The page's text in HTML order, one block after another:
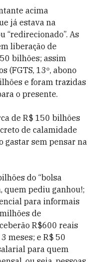
acima
já estava na
“redirecionado”. As
liberação de
bilhões; assim
(FGTS, 13º, abono
e foram trazidas
o presente.
de R$ 150 bilhões
de calamidade
gastar sem pensar na
do “bolsa
quem pediu ganhou!;
para informais
de
R$600 reais
meses; e R$ 50
para quem